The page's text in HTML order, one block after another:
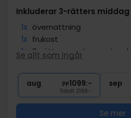
Inkluderar 3-rätters middag
1x övernattning
1x frukost
1x 3-rätters
Gratis parkering och
∞ Bra läge
Se allt som ingår
aug pp1099:-
Totalt 2198:-
sep
Se mer